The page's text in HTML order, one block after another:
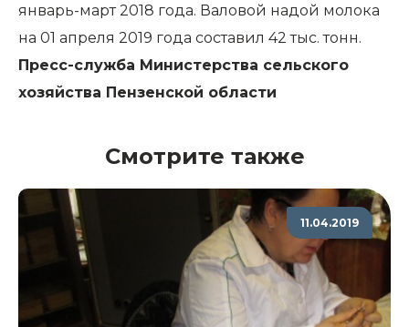
январь-март 2018 года. Валовой надой молока
на 01 апреля 2019 года составил 42 тыс. тонн.
Пресс-служба Министерства сельского
хозяйства Пензенской области
Смотрите также
11.04.2019